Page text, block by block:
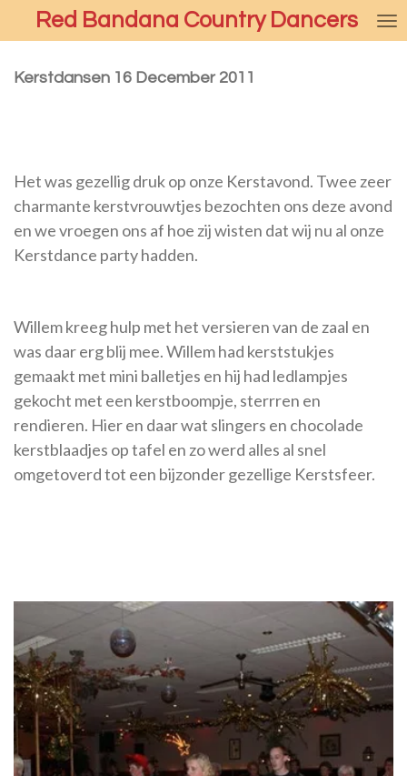
direct
de
Red Bandana Country Dancers
Kerstdansen 16 December 2011
Het was gezellig druk op onze Kerstavond. Twee zeer
charmante kerstvrouwtjes bezochten ons deze avond
en we vroegen ons af hoe zij wisten dat wij nu al onze
Kerstdance party hadden.
Willem kreeg hulp met het versieren van de zaal en
was daar erg blij mee. Willem had kerststukjes
gemaakt met mini balletjes en hij had ledlampjes
gekocht met een kerstboompje, sterrren en
rendieren. Hier en daar wat slingers en chocolade
kerstblaadjes op tafel en zo werd alles al snel
omgetoverd tot een bijzonder gezellige Kerstsfeer.